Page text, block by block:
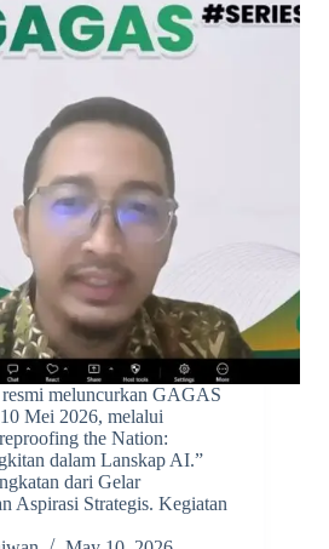
meluncurkan GAGAS
Mei 2026, melalui
the Nation:
dalam Lanskap AI.”
dari Gelar
Aspirasi Strategis. Kegiatan